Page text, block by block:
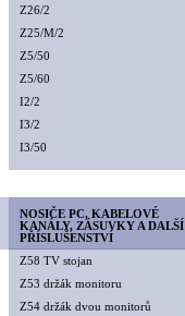
Z26/2
Z25/M/2
Z5/50
Z5/60
I2/2
I3/2
I3/50
NOSIČE PC, KABELOVÉ
KANÁLY, ZÁSUVKY A DALŠÍ
PŘÍSLUŠENSTVÍ
Z58 TV stojan
Z53 držák monitoru
Z54 držák dvou monitorů